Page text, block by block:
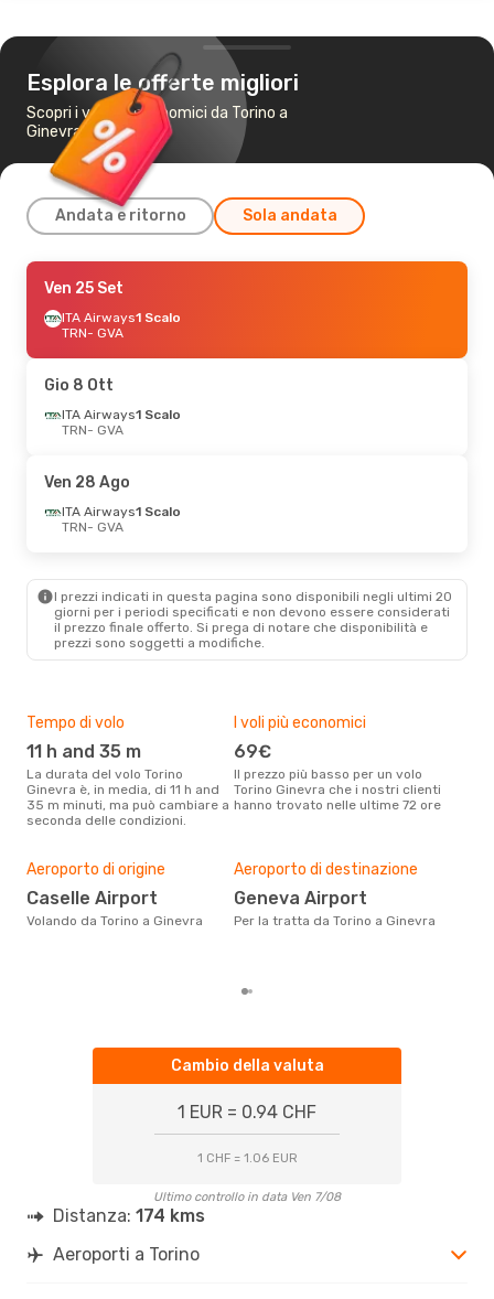
Esplora le offerte migliori
Scopri i voli più economici da Torino a
Ginevra
Andata e ritorno Sola andata
Lun 14 Set
Vueling1 Scalo
TRN- GVA
GVA- TRN
Gio 10 Set- Dom 13 Set
Lufthansa1 Scalo
GVA- TRN
- GVA
Lufthansa1 Scalo
GVA- TRN
TRN- GVA
Lufthansa
GVA- TRN
Ven 25 Set
ITA Airways1 Scalo
TRN- GVA
Gio 8 Ott
ITA Airways1 Scalo
TRN- GVA
Ven 28 Ago
ITA Airways1 Scalo
TRN- GVA
I prezzi indicati in questa pagina sono disponibili negli ultimi 20
giorni per i periodi specificati e non devono essere considerati
il ​​prezzo finale offerto. Si prega di notare che disponibilità e
prezzi sono soggetti a modifiche.
Tempo di volo
11 h and 35 m
La durata del volo Torino
Ginevra è, in media, di 11 h and
35 m minuti, ma può cambiare a
seconda delle condizioni.
I voli più economici
69€
Il prezzo più basso per un volo
Torino Ginevra che i nostri clienti
hanno trovato nelle ultime 72 ore
Aeroporto di origine
Caselle Airport
Volando da Torino a Ginevra
Aeroporto di destinazione
Geneva Airport
Per la tratta da Torino a Ginevra
Cambio della valuta
1 EUR = 0.94 CHF
1 CHF = 1.06 EUR
Ultimo controllo in data Ven 7/08
Distanza: 174 kms
Aeroporti a Torino